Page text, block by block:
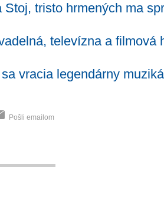
Stoj, tristo hrmených ma
televízna a filmová
vracia legendárny
Pošli emailom